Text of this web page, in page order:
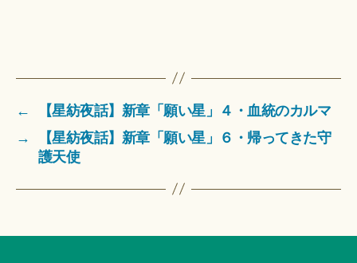
←
【星紡夜話】新章「願い星」４・血統のカルマ
→
【星紡夜話】新章「願い星」６・帰ってきた守
護天使